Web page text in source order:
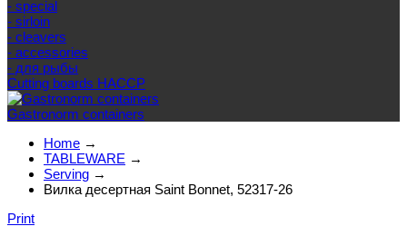
- special
- sirloin
- cleavers
- accessories
- для рыбы
Cutting boards HACCP
Gastronorm containers
Home →
TABLEWARE →
Serving →
Вилка десертная Saint Bonnet, 52317-26
Print